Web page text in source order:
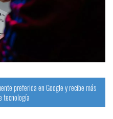
preferida en Google y recibe más
tecnología